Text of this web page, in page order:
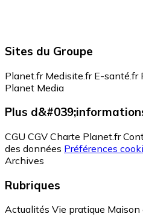
Sites du Groupe
Planet.fr Medisite.fr E-santé.fr
Planet Media
Plus
CGU CGV Charte Planet.fr
des données Préférences
Archives
Rubriques
Actualités Vie pratique Maison